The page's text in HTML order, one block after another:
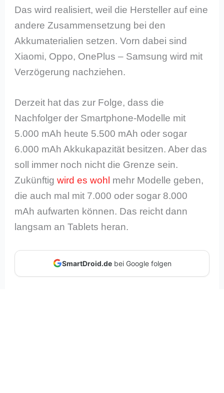
Das wird realisiert, weil die Hersteller auf eine
andere Zusammensetzung bei den
Akkumaterialien setzen. Vorn dabei sind
Xiaomi, Oppo, OnePlus – Samsung wird mit
Verzögerung nachziehen.
Derzeit hat das zur Folge, dass die
Nachfolger der Smartphone-Modelle mit
5.000 mAh heute 5.500 mAh oder sogar
6.000 mAh Akkukapazität besitzen. Aber das
soll immer noch nicht die Grenze sein.
Zukünftigwird es wohl mehr Modelle geben,
die auch mal mit 7.000 oder sogar 8.000
mAh aufwarten können. Das reicht dann
langsam an Tablets heran.
SmartDroid.debei Google folgen